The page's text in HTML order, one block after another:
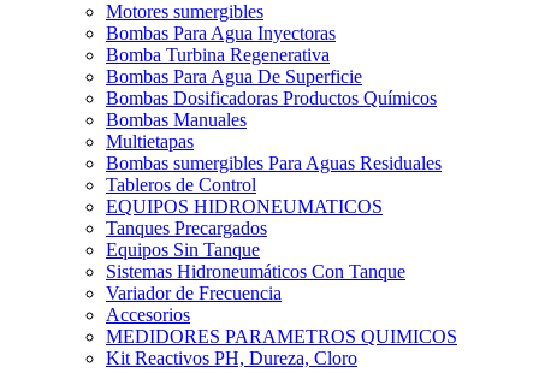
Motores sumergibles
Bombas Para Agua Inyectoras
Bomba Turbina Regenerativa
Bombas Para Agua De Superficie
Bombas Dosificadoras Productos Químicos
Bombas Manuales
Multietapas
Bombas sumergibles Para Aguas Residuales
Tableros de Control
EQUIPOS HIDRONEUMATICOS
Tanques Precargados
Equipos Sin Tanque
Sistemas Hidroneumáticos Con Tanque
Variador de Frecuencia
Accesorios
MEDIDORES PARAMETROS QUIMICOS
Kit Reactivos PH, Dureza, Cloro